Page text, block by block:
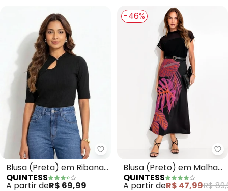
Quintess - Blusa (Preta) em
Blusa (Preta) em Ribana
Canelada
QUINTESS
A partir deR$ 69,99
-46%
Blusa (Preto) em Malha
Crepe
QUINTESS
A partir deR$ 47,99R$